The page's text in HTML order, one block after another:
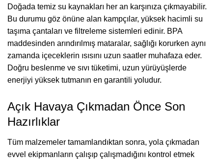
Doğada temiz su kaynakları her an karşınıza çıkmayabilir.
Bu durumu göz önüne alan kampçılar, yüksek hacimli su
taşıma çantaları ve filtreleme sistemleri edinir. BPA
maddesinden arındırılmış mataralar, sağlığı korurken aynı
zamanda içeceklerin ısısını uzun saatler muhafaza eder.
Doğru beslenme ve sıvı tüketimi, uzun yürüyüşlerde
enerjiyi yüksek tutmanın en garantili yoludur.
Açık Havaya Çıkmadan Önce Son
Hazırlıklar
Tüm malzemeler tamamlandıktan sonra, yola çıkmadan
evvel ekipmanların çalışıp çalışmadığını kontrol etmek